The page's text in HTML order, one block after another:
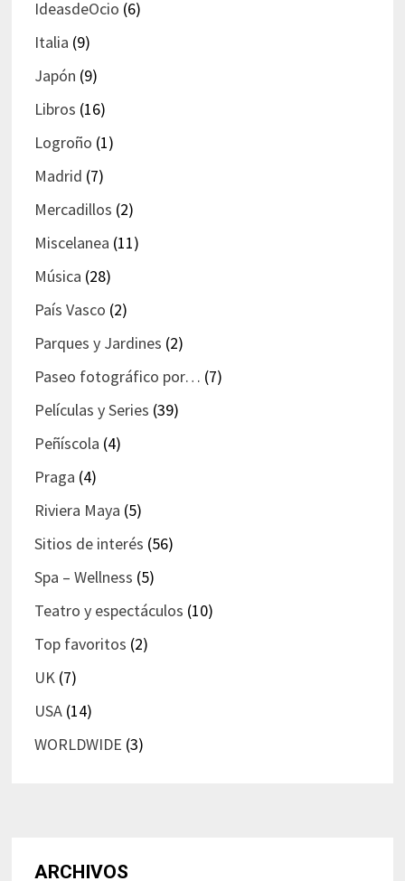
IdeasdeOcio (6)
Italia (9)
Japón (9)
Libros (16)
Logroño (1)
Madrid (7)
Mercadillos (2)
Miscelanea (11)
Música (28)
País Vasco (2)
Parques y Jardines (2)
Paseo fotográfico por… (7)
Películas y Series (39)
Peñíscola (4)
Praga (4)
Riviera Maya (5)
Sitios de interés (56)
Spa – Wellness (5)
Teatro y espectáculos (10)
Top favoritos (2)
UK(7)
USA(14)
WORLDWIDE (3)
ARCHIVOS